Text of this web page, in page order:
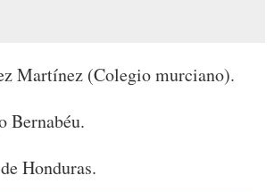
Martínez (Colegio murciano).
Bernabéu.
Honduras.